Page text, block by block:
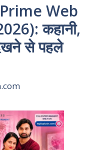
Web
कहानी,
से पहले